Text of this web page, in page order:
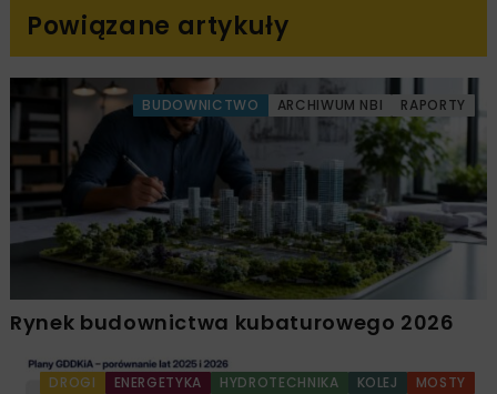
Powiązane artykuły
BUDOWNICTWO ARCHIWUM NBI RAPORTY
Rynek budownictwa kubaturowego 2026
DROGI ENERGETYKA HYDROTECHNIKA KOLEJ
MOSTY